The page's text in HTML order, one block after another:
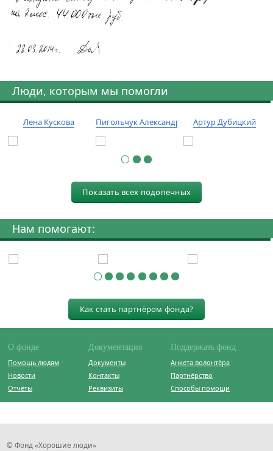
Люди, которым мы помогли
Лена Кускова Пигольчук Александр Артур Дубицкий
Показать всех подопечных
Нам помогают:
Как стать партнёром фонда?
О фонде
Помощь людям
Новости
Отчёты
Документация
Документы
Контакты
Реквизиты
Поддержать фонд
Анкета волонтёра
Партнёрство
Способы помощи
© Фонд «Хорошие люди»